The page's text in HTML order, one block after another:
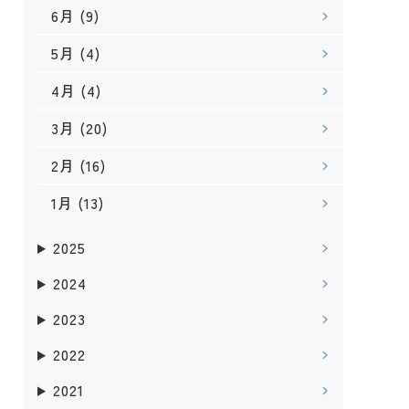
6月 (9)
5月 (4)
4月 (4)
3月 (20)
2月 (16)
1月 (13)
2025
2024
2023
2022
2021